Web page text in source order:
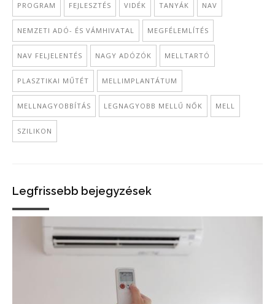
PROGRAM FEJLESZTÉS VIDÉK TANYÁK NAV
NEMZETI ADÓ- ÉS VÁMHIVATAL MEGFÉLEMLÍTÉS
NAV FELJELENTÉS NAGY ADÓZÓK MELLTARTÓ
PLASZTIKAI MŰTÉT MELLIMPLANTÁTUM
MELLNAGYOBBÍTÁS LEGNAGYOBB MELLŰ NŐK MELL
SZILIKON
Legfrissebb bejegyzések